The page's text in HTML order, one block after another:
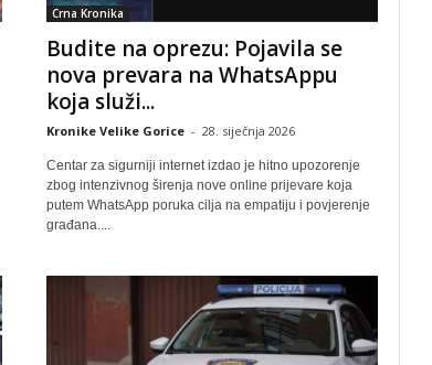
Crna Kronika
Budite na oprezu: Pojavila se
nova prevara na WhatsAppu
koja služi...
Kronike Velike Gorice - 28. siječnja 2026
Centar za sigurniji internet izdao je hitno upozorenje
zbog intenzivnog širenja nove online prijevare koja
putem WhatsApp poruka cilja na empatiju i povjerenje
građana....